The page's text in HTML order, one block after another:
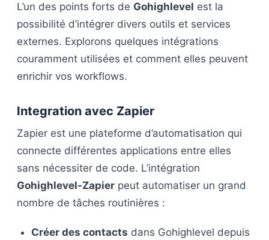
L’un des points forts de Gohighlevel est la
possibilité d’intégrer divers outils et services
externes. Explorons quelques intégrations
couramment utilisées et comment elles peuvent
enrichir vos workflows.
Integration avec Zapier
Zapier est une plateforme d’automatisation qui
connecte différentes applications entre elles
sans nécessiter de code. L’intégration
Gohighlevel-Zapier peut automatiser un grand
nombre de tâches routinières :
Créer des contacts dans Gohighlevel depuis